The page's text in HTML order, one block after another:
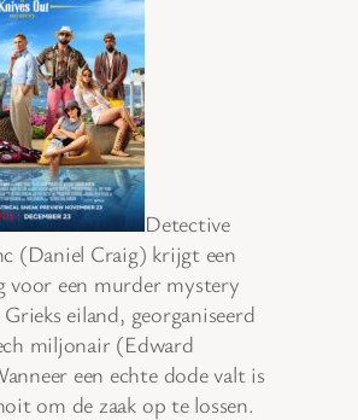
Detective
(Daniel Craig) krijgt een
voor een murder mystery
eiland, georganiseerd
miljonair (Edward
een echte dode valt is
om de zaak op te lossen.